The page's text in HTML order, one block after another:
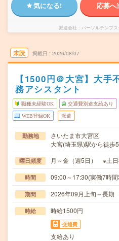
気になる! 応募へ
派遣会社 パーソルテンプ
未読 掲載日 2026/08/07
【1500円＠大宮】大手
務アシスタント
職種未経験OK 交通費別途支給あり
WEB登録OK 派遣
勤務地
さいたま市大宮区
大宮(埼玉県)駅から徒歩
曜日頻度 月～金（週5日） ※土
時間 09:00～17:30(実働7時
期間 2026年09月上旬～長期
時給 時給1500円
交通費
支給あり